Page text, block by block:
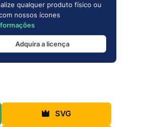
qualquer produto físico ou
nossos ícones
Adquira a licença
SVG